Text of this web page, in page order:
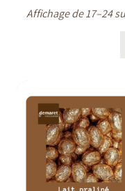
Affichage de 17–24